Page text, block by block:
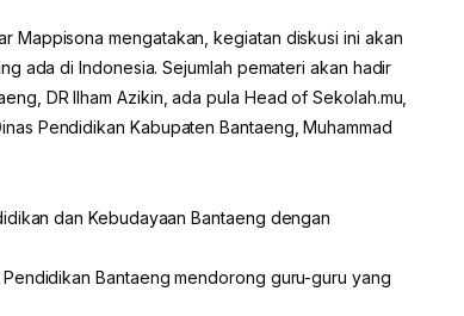
Mappisona mengatakan, kegiatan diskusi ini akan
ada di Indonesia. Sejumlah pemateri akan hadir
DR Ilham Azikin, ada pula Head of Sekolah.mu,
Pendidikan Kabupaten Bantaeng, Muhammad
dan Kebudayaan Bantaeng dengan
Bantaeng mendorong guru-guru yang